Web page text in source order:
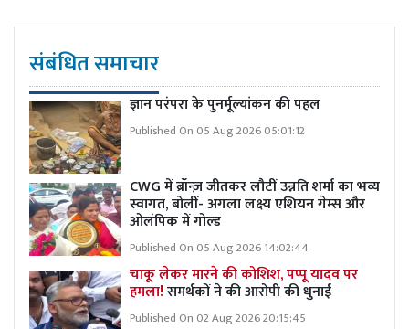
संबंधित समाचार
ज्ञान परंपरा के पुनर्मूल्यांकन की पहल
Published On 05 Aug 2026 05:01:12
CWG में ब्रॉन्ज़ जीतकर लौटीं उन्नति शर्मा का भव्य
स्वागत, बोलीं- अगला लक्ष्य एशियन गेम्स और
ओलंपिक में गोल्ड
Published On 05 Aug 2026 14:02:44
चाकू लेकर मारने की कोशिश, पप्पू यादव पर
हमला!समर्थकों ने की आरोपी की धुनाई
Published On 02 Aug 2026 20:15:45